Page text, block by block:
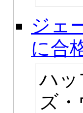
ジェ
に合
ハッ
ズ